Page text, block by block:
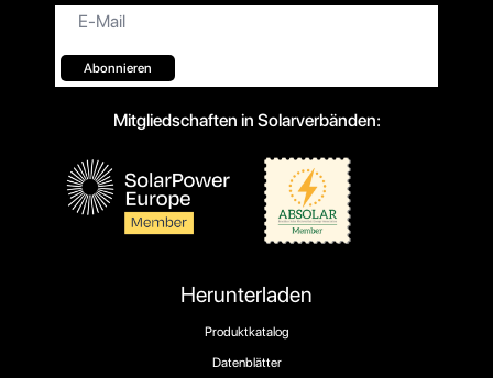
Herunterladen
Produktkatalog
Datenblätter
E-
Mail*
Abonnieren
Mitgliedschaften in Solarverbänden: